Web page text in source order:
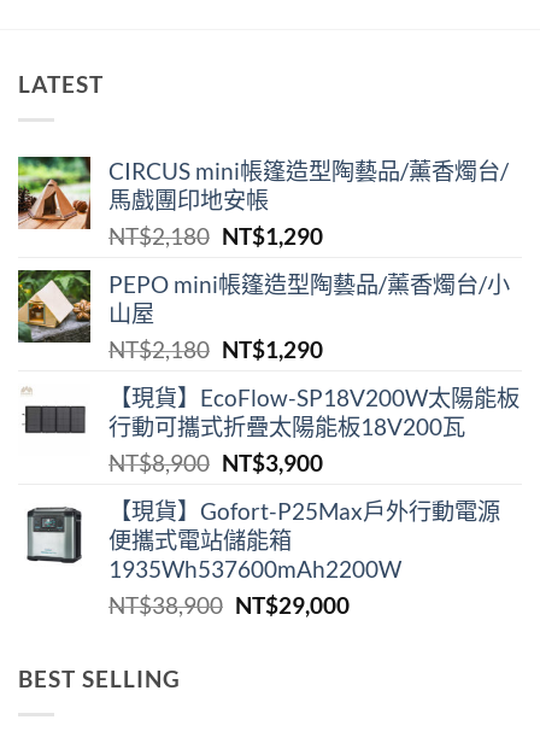
LATEST
CIRCUS mini帳篷造型陶藝品/薰香燭台/
馬戲團印地安帳
NT$2,180 原
價
NT$2,180。
NT$1,290目
價
NT$1,290。
PEPO mini帳篷造型陶藝品/薰香燭台/小
山屋
NT$2,180 原
價
格：
NT$2,180。
NT$1,290目
價
格：
NT$1,290。
【現貨】EcoFlow-SP18V200W太陽能板
行動可攜式折疊太陽能板18V200瓦
NT$8,900 原
價
格：
NT$8,900。
NT$3,900目
價
NT$3,900。
【現貨】Gofort-P25Max戶外行動電源
便攜式電站儲能箱
1935Wh537600mAh2200W
NT$38,900 原
NT$29,000目
BEST SELLING